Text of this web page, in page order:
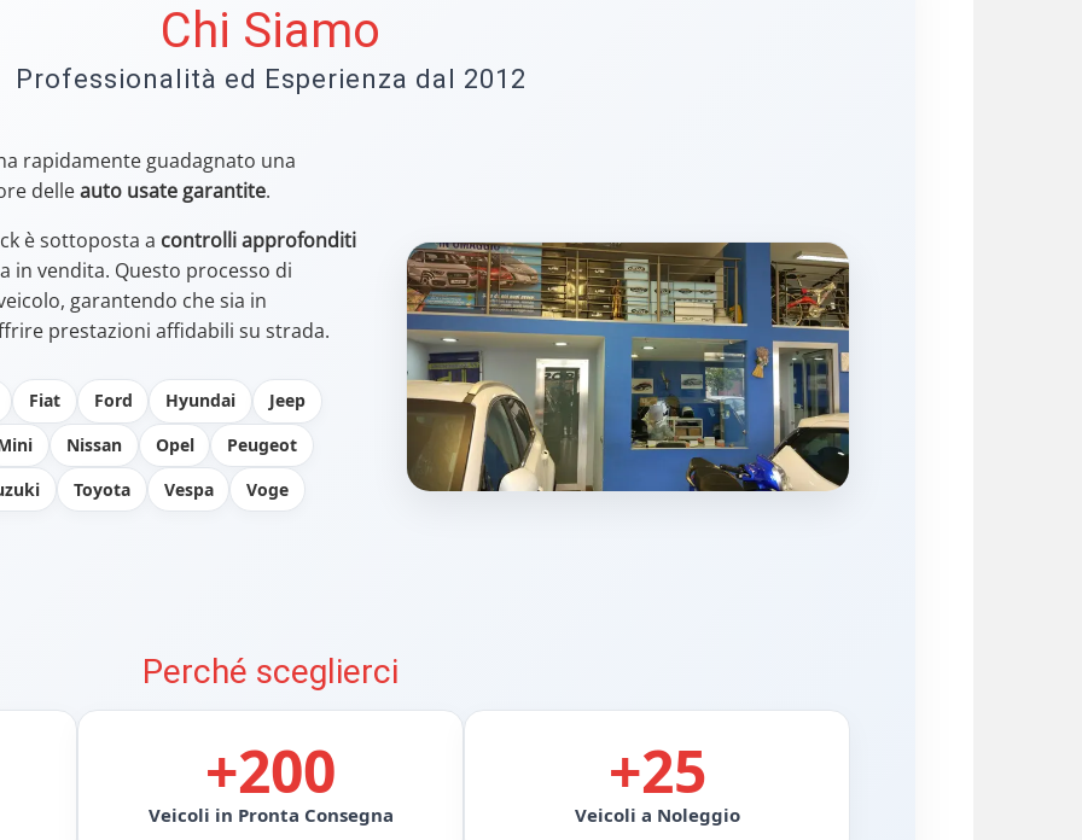
Chi Siamo
Professionalità ed Esperienza dal 2012
rapidamente guadagnato una
delleauto usate garantite.
è sottoposta a controlli approfonditi
in vendita. Questo processo di
garantendo che sia in
prestazioni affidabili su strada.
Fiat Ford Hyundai
Jeep
Nissan Opel
Peugeot
Toyota Vespa
Voge
Perché sceglierci
+200
Veicoli in Pronta Consegna
+25
Veicoli a Noleggio